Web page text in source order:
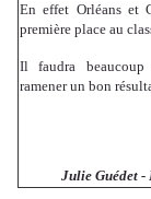
En effet Orléans et
première place au
Il faudra
ramener un bon
Julie Guédet -